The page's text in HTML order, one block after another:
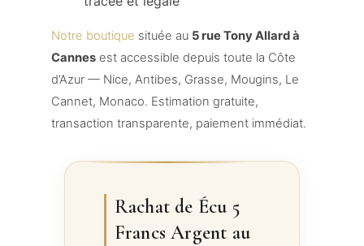
Notre boutique située au 5 rue Tony Allard à
Cannesest accessible depuis toute la Côte
d’Azur — Nice, Antibes, Grasse, Mougins, Le
Cannet, Monaco. Estimation gratuite,
transaction transparente, paiement immédiat.
Rachat de Écu 5
Francs Argent au